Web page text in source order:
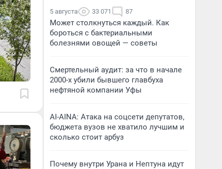
5 августа 33 071 87
Может столкнуться каждый. Как
бороться с бактериальными
болезнями овощей — советы
Смертельный аудит: за что в начале
2000-х убили бывшего главбуха
нефтяной компании Уфы
AI-AINA: Атака на соцсети депутатов,
бюджета вузов не хватило лучшим и
сколько стоит арбуз
Почему внутри Урана и Нептуна идут